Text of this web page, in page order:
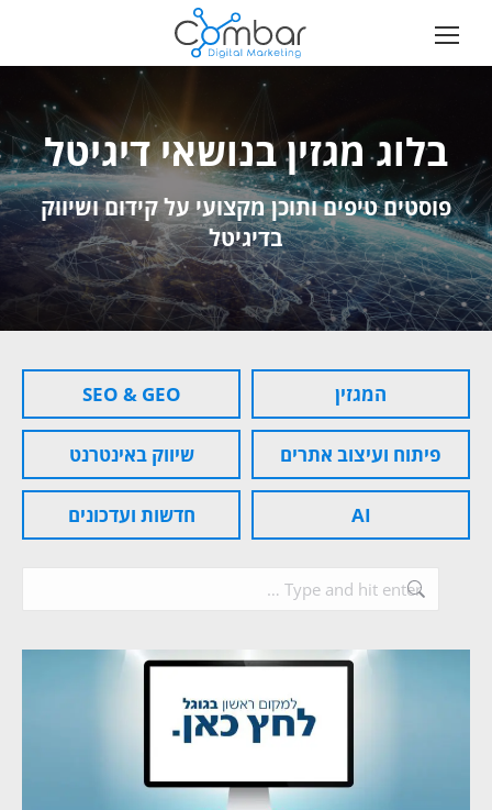
בלוג מגזין בנושאי דיגיטל
פוסטים טיפים ותוכן מקצועי על קידום ושיווק
בדיגיטל
המגזין SEO & GEO
פיתוח ועיצוב אתרים שיווק באינטרנט
AI חדשות ועדכונים
Search: